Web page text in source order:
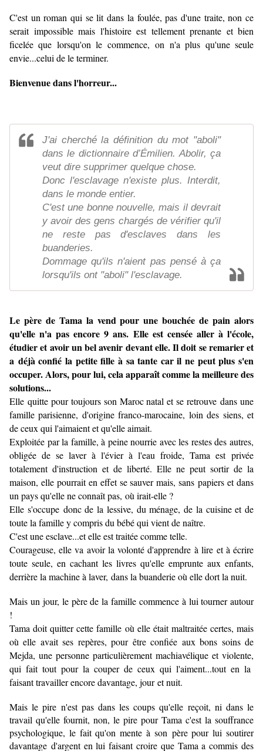
C'est un roman qui se lit dans la foulée, pas d'une traite, non ce
serait impossible mais l'histoire est tellement prenante et bien
ficelée que lorsqu'on le commence, on n'a plus qu'une seule
envie...celui de le terminer.
Bienvenue dans l'horreur...
J'ai cherché la définition du mot "aboli"
dans le dictionnaire d’Émilien. Abolir, ça
veut dire supprimer quelque chose.
Donc l'esclavage n'existe plus. Interdit,
dans le monde entier.
C'est une bonne nouvelle, mais il devrait
y avoir des gens chargés de vérifier qu'il
ne reste pas d'esclaves dans les
buanderies.
Dommage qu'ils n'aient pas pensé à ça
lorsqu'ils ont "aboli" l'esclavage.
Le père de Tama la vend pour une bouchée de pain alors
qu'elle n'a pas encore 9 ans. Elle est censée aller à l'école,
étudier et avoir un bel avenir devant elle. Il doit se remarier et
a déjà confié la petite fille à sa tante car il ne peut plus s'en
occuper. Alors, pour lui, cela apparaît comme la meilleure des
solutions...
Elle quitte pour toujours son Maroc natal et se retrouve dans une
famille parisienne, d'origine franco-marocaine, loin des siens, et
de ceux qui l'aimaient et qu'elle aimait.
Exploitée par la famille, à peine nourrie avec les restes des autres,
obligée de se laver à l'évier à l'eau froide, Tama est privée
totalement d'instruction et de liberté. Elle ne peut sortir de la
maison, elle pourrait en effet se sauver mais, sans papiers et dans
un pays qu'elle ne connaît pas, où irait-elle ?
Elle s'occupe donc de la lessive, du ménage, de la cuisine et de
toute la famille y compris du bébé qui vient de naître.
C'est une esclave...et elle est traitée comme telle.
Courageuse, elle va avoir la volonté d'apprendre à lire et à écrire
toute seule, en cachant les livres qu'elle emprunte aux enfants,
derrière la machine à laver, dans la buanderie où elle dort la nuit.
Mais un jour, le père de la famille commence à lui tourner autour
!
Tama doit quitter cette famille où elle était maltraitée certes, mais
où elle avait ses repères, pour être confiée aux bons soins de
Mejda, une personne particulièrement machiavélique et violente,
qui fait tout pour la couper de ceux qui l'aiment...tout en la
faisant travailler encore davantage, jour et nuit.
Mais le pire n'est pas dans les coups qu'elle reçoit, ni dans le
travail qu'elle fournit, non, le pire pour Tama c'est la souffrance
psychologique, le fait qu'on mente à son père pour lui soutirer
davantage d'argent en lui faisant croire que Tama a commis des